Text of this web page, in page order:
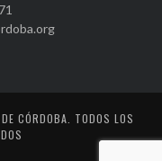
CÓRDOBA . TODOS LOS